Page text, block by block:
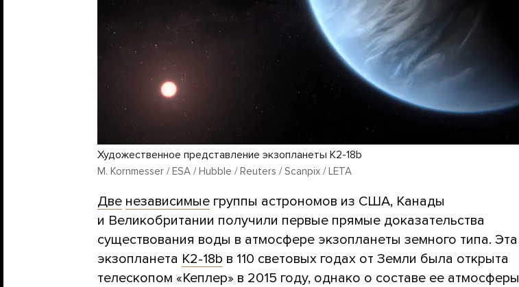
Художественное представление экзопланеты K2-18b
M. Kornmesser / ESA / Hubble / Reuters / Scanpix / LETA
Две независимые группы астрономов из США, Канады
и Великобритании получили первые прямые доказательства
существования воды в атмосфере экзопланеты земного типа. Эта
экзопланета K2-18b в 110 световых годах от Земли была открыта
телескопом «Кеплер» в 2015 году, однако о составе ее атмосферы